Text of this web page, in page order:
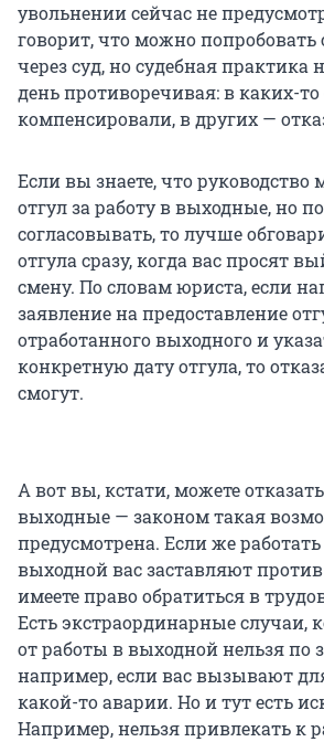
увольнении сейчас не
говорит, что можно попробовать
через суд, но судебная практика
день противоречивая: в каких-то
компенсировали, в других —
Если вы знаете, что
отгул за работу в выходные, но
согласовывать, то лучше
отгула сразу, когда вас просят
смену. По словам юриста, если
заявление на предоставление
отработанного выходного и
конкретную дату отгула, то
смогут.
А вот вы, кстати, можете
выходные — законом такая
предусмотрена. Если же
выходной вас заставляют
имеете право обратиться в
Есть экстраординарные случаи,
от работы в выходной нельзя по
например, если вас вызывают
какой-то аварии. Но и тут есть
Например, нельзя привлекать к